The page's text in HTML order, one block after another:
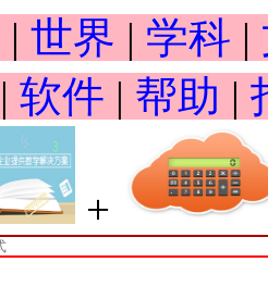
| 世界 | 学科 |
| 软件 | 帮助 |
+